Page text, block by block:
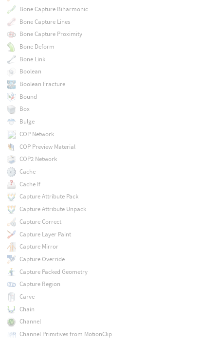
Bone Capture Biharmonic
Bone Capture Lines
Bone Capture Proximity
Bone Deform
Bone Link
Boolean
Boolean Fracture
Bound
Box
Bulge
COP Network
COP Preview Material
COP2 Network
Cache
Cache If
Capture Attribute Pack
Capture Attribute Unpack
Capture Correct
Capture Layer Paint
Capture Mirror
Capture Override
Capture Packed Geometry
Capture Region
Carve
Chain
Channel
Channel Primitives from MotionClip